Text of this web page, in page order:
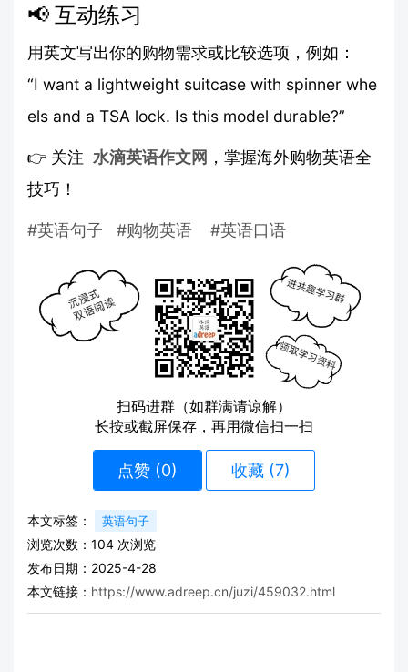
📢 互动练习
用英文写出你的购物需求或比较选项，例如：
“I want a lightweight suitcase with spinner whe
els and a TSA lock. Is this model durable?”
👉 关注 水滴英语作文网 ，掌握海外购物英语全
技巧！
#英语句子 #购物英语 #英语口语
扫码进群（如群满请谅解）
长按或截屏保存，再用微信扫一扫
点赞 (0) 收藏 (7)
本文标签： 英语句子
浏览次数： 104 次浏览
发布日期：2025-4-28
本文链接： https://www.adreep.cn/juzi/459032.html